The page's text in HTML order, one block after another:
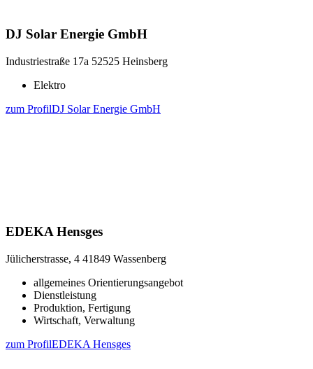
DJ Solar Energie GmbH
Industriestraße 17a 52525 Heinsberg
Elektro
zum ProfilDJ Solar Energie GmbH
EDEKA Hensges
Jülicherstrasse, 4 41849 Wassenberg
allgemeines Orientierungsangebot
Dienstleistung
Produktion, Fertigung
Wirtschaft, Verwaltung
zum ProfilEDEKA Hensges